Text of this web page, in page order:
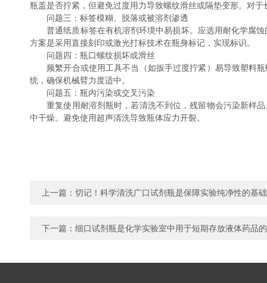
瓶盖是否拧紧，但避免过度用力导致螺纹滑丝或隔垫变形。对
问题三：标签模糊、脱落或被溶剂渗透
普通纸质标签在有机溶剂环境中易损坏。应选用耐化学腐蚀
方案是采用直接刻印或激光打标技术在瓶身标记，实现标识。
问题四：瓶口螺纹损坏或滑丝
频繁开合或使用工具不当（如扳手过度拧紧）易导致塑料瓶
统，确保机械臂力度适中。
问题五：瓶内污染或交叉污染
重复使用耐溶剂瓶时，若清洗不到位，残留物会污染新样品
中干燥。避免使用超声清洗导致瓶体应力开裂。
上一篇： 切记！科学清洗广口试剂瓶是保障实验纯净性的基础
下一篇： 细口试剂瓶是化学实验室中用于短期存放液体药品